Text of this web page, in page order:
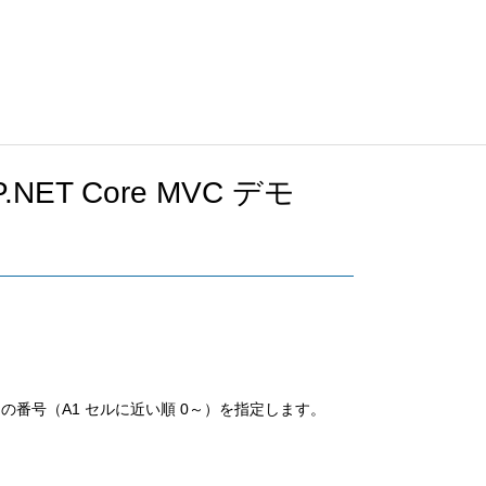
Core MVC デモ
番号（A1 セルに近い順 0～）を指定します。